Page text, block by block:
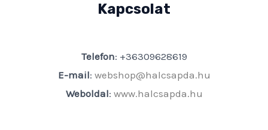
Kapcsolat
Telefon: +36309628619
E-mail: webshop@halcsapda.hu
Weboldal: www.halcsapda.hu